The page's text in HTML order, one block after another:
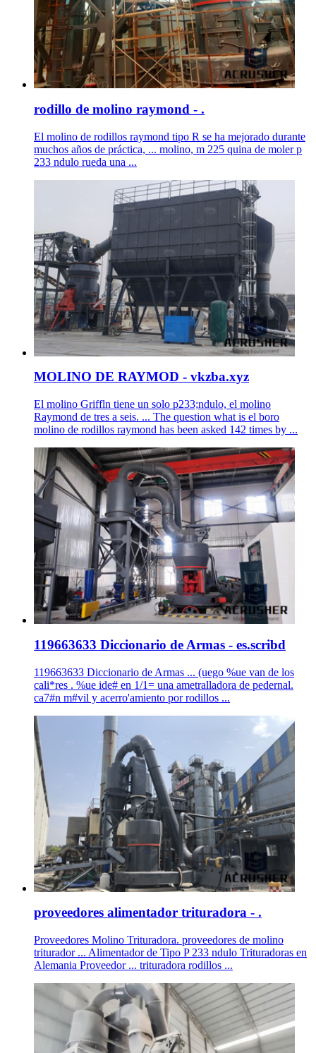
rodillo de molino raymond - .
El molino de rodillos raymond tipo R se ha mejorado durante
muchos años de práctica, ... molino, m 225 quina de moler p
233 ndulo rueda una ...
MOLINO DE RAYMOD - vkzba.xyz
El molino Griffln tiene un solo p233;ndulo, el molino
Raymond de tres a seis. ... The question what is el boro
molino de rodillos raymond has been asked 142 times by ...
119663633 Diccionario de Armas - es.scribd
119663633 Diccionario de Armas ... (uego %ue van de los
cali*res . %ue ide# en 1/1= una ametralladora de pedernal.
ca7#n m#vil y acerro'amiento por rodillos ...
proveedores alimentador trituradora - .
Proveedores Molino Trituradora. proveedores de molino
triturador ... Alimentador de Tipo P 233 ndulo Trituradoras en
Alemania Proveedor ... trituradora rodillos ...